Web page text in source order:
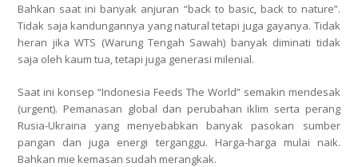
Bahkan saat ini banyak anjuran “back to basic, back to nature”.
Tidak saja kandungannya yang natural tetapi juga gayanya. Tidak
heran jika WTS (Warung Tengah Sawah) banyak diminati tidak
saja oleh kaum tua, tetapi juga generasi milenial.
Saat ini konsep “Indonesia Feeds The World” semakin mendesak
(urgent). Pemanasan global dan perubahan iklim serta perang
Rusia-Ukraina yang menyebabkan banyak pasokan sumber
pangan dan juga energi terganggu. Harga-harga mulai naik.
Bahkan mie kemasan sudah merangkak.